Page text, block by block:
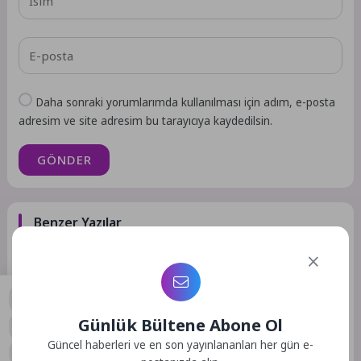
Daha sonraki yorumlarımda kullanılması için adım, e-posta
adresim ve site adresim bu tarayıcıya kaydedilsin.
GÖNDER
Benzer Yazılar
25
Yenişehir’de Minik Eller Geri
2 Ay Önce
Bayraklılı Kursiyerlerden Yıl
Günlük Bültene Abone Ol
Güncel haberleri ve en son yayınlananları her gün e-